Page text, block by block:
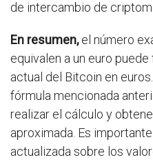
de intercambio de
En resumen,el número
equivalen a un euro
actual del Bitcoin en
fórmula mencionada
realizar el cálculo y
aproximada. Es
actualizada sobre los